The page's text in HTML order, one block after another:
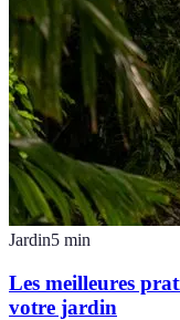
Jardin5 min
Les meilleures
votre jardin